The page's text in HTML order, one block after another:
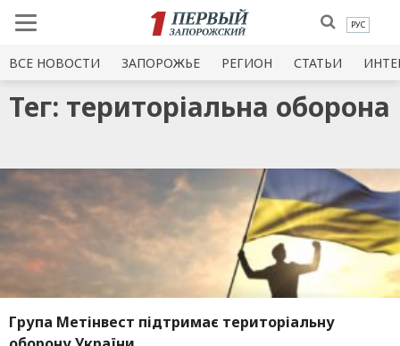
РУС
ВСЕ НОВОСТИ ЗАПОРОЖЬЕ РЕГИОН СТАТЬИ
Тег: територіальна оборона
Група Метінвест підтримає територіальну